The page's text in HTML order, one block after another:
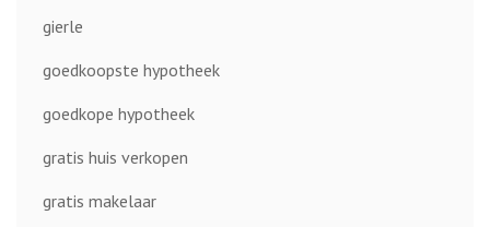
gierle
goedkoopste hypotheek
goedkope hypotheek
gratis huis verkopen
gratis makelaar